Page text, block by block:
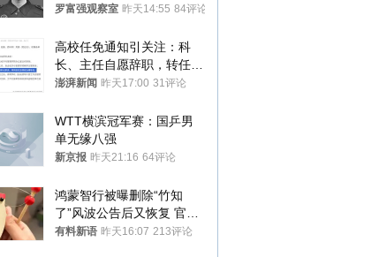
中
罗富强观察室 昨天14:55 84评论
高校任免通知引关注：科
长、主任自愿辞职，转任思
政辅导员
澎湃新闻 昨天17:00 31评论
WTT横滨冠军赛：国乒男
单无缘八强
新京报 昨天21:16 64评论
鸿蒙智行被曝删除“竹知
了”风波公告后又恢复 官媒
曾力挺：劝华为要大度的，
有料新语 昨天16:07 213评论